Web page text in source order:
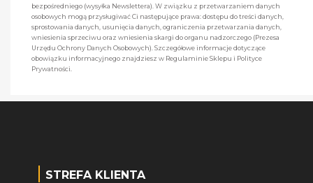
bezpośredniego (wysyłka Newslettera). W związku z przetwarzaniem danych
osobowych mogą przysługiwać Ci następujące prawa: dostępu do treści danych,
sprostowania danych, usunięcia danych, ograniczenia przetwarzania danych,
wniesienia sprzeciwu oraz wniesienia skargi do organu nadzorczego (Prezesa
Urzędu Ochrony Danych Osobowych). Szczegółowe informacje dotyczące
obowiązku informacyjnego znajdziesz w Regulaminie Sklepu i Polityce
Prywatności.
STREFA KLIENTA